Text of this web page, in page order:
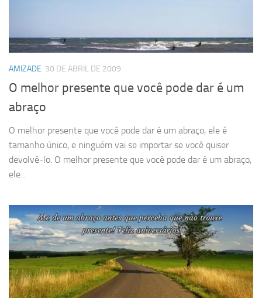
AMIZADE 30 DE ABRIL DE 2009
O melhor presente que você pode dar é um
abraço
O melhor presente que você pode dar é um abraço, ele é
tamanho único, e ninguém vai se importar se você quiser
devolvê-lo. O melhor presente que você pode dar é um abraço,
ele...